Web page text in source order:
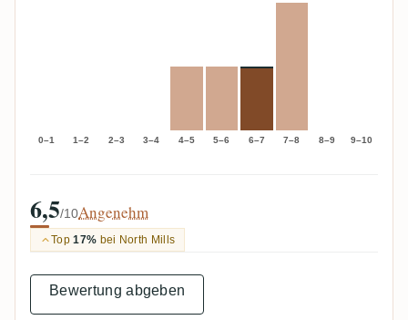
0–1 1–2 2–3 3–4 4–5 5–6 6–7 7–8 8–9 9–10
6,5/10Angenehm
Top17% bei North Mills
Bewertung abgeben